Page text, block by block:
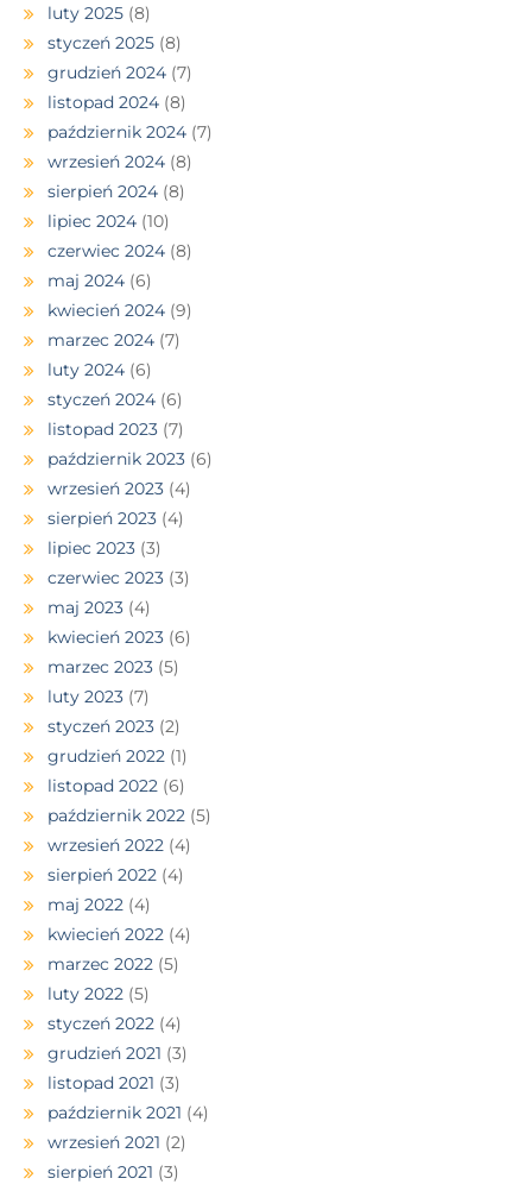
luty 2025 (8)
styczeń 2025 (8)
grudzień 2024 (7)
listopad 2024 (8)
październik 2024 (7)
wrzesień 2024 (8)
sierpień 2024 (8)
lipiec 2024 (10)
czerwiec 2024 (8)
maj 2024 (6)
kwiecień 2024 (9)
marzec 2024 (7)
luty 2024 (6)
styczeń 2024 (6)
listopad 2023 (7)
październik 2023 (6)
wrzesień 2023 (4)
sierpień 2023 (4)
lipiec 2023 (3)
czerwiec 2023 (3)
maj 2023 (4)
kwiecień 2023 (6)
marzec 2023 (5)
luty 2023 (7)
styczeń 2023 (2)
grudzień 2022 (1)
listopad 2022 (6)
październik 2022 (5)
wrzesień 2022 (4)
sierpień 2022 (4)
maj 2022 (4)
kwiecień 2022 (4)
marzec 2022 (5)
luty 2022 (5)
styczeń 2022 (4)
grudzień 2021 (3)
listopad 2021 (3)
październik 2021 (4)
wrzesień 2021 (2)
sierpień 2021 (3)